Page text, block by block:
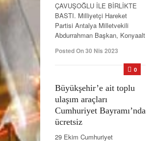
ÇAVUŞOĞLU İLE BİRLİKTE
BASTI. Milliyetçi Hareket
Partisi Antalya Milletvekili
Abdurrahman Başkan, Konyaalt
Posted On 30 Nis 2023
0
Büyükşehir’e ait toplu
ulaşım araçları
Cumhuriyet Bayramı’nda
ücretsiz
29 Ekim Cumhuriyet